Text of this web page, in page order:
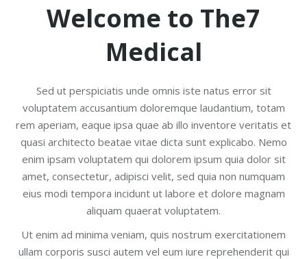
Welcome to The7
Medical
Sed ut perspiciatis unde omnis iste natus error sit
voluptatem accusantium doloremque laudantium, totam
rem aperiam, eaque ipsa quae ab illo inventore veritatis et
quasi architecto beatae vitae dicta sunt explicabo. Nemo
enim ipsam voluptatem qui dolorem ipsum quia dolor sit
amet, consectetur, adipisci velit, sed quia non numquam
eius modi tempora incidunt ut labore et dolore magnam
aliquam quaerat voluptatem.
Ut enim ad minima veniam, quis nostrum exercitationem
ullam corporis susci autem vel eum iure reprehenderit qui